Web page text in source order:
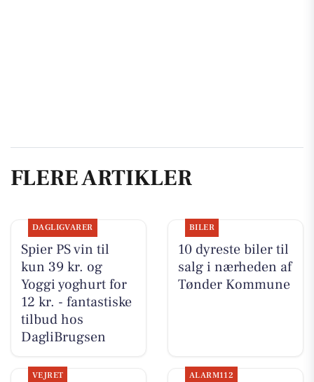
FLERE ARTIKLER
DAGLIGVARER
Spier PS vin til
kun 39 kr. og
Yoggi yoghurt for
12 kr. - fantastiske
tilbud hos
DagliBrugsen
BILER
10 dyreste biler til
salg i nærheden af
Tønder Kommune
VEJRET ALARM112